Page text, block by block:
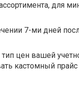
для
7-ми дней
цен вашей
кастомный